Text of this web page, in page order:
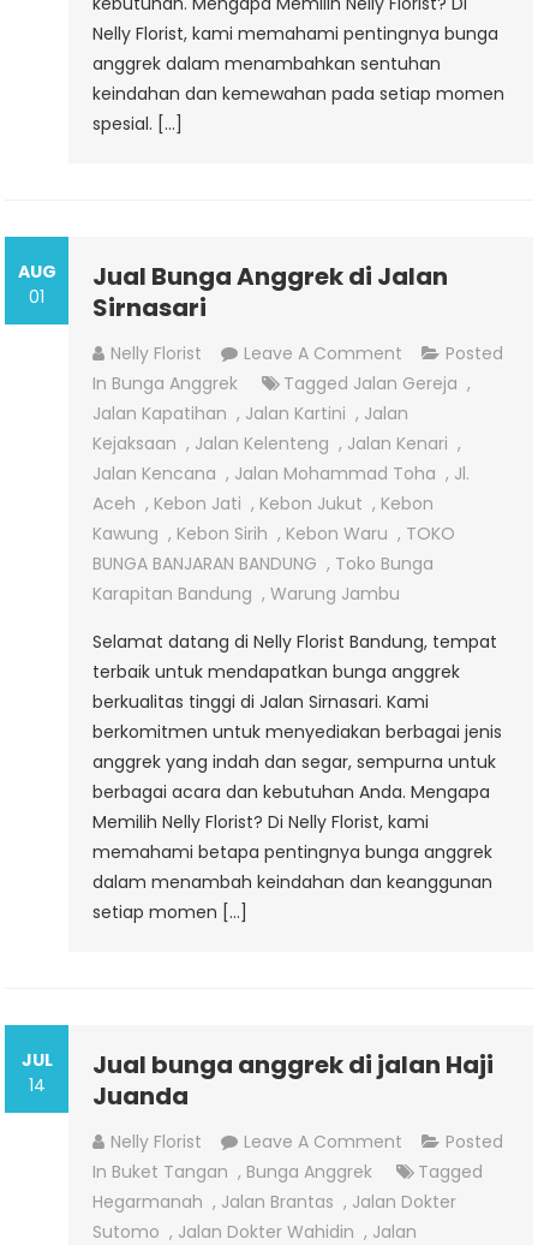
Nelly Florist, kami memahami pentingnya bunga
anggrek dalam menambahkan sentuhan
keindahan dan kemewahan pada setiap momen
spesial. […]
AUG
01
Jual Bunga Anggrek di Jalan
Sirnasari
Nelly Florist Leave A Comment On
Jual
Bunga
Anggrek
Di
Jalan
Sirnasari
Posted
In Bunga Anggrek Tagged Jalan Gereja ,
Jalan Kapatihan , Jalan Kartini , Jalan
Kejaksaan , Jalan Kelenteng , Jalan Kenari ,
Jalan Kencana , Jalan Mohammad Toha , Jl.
Aceh , Kebon Jati , Kebon Jukut , Kebon
Kawung , Kebon Sirih , Kebon Waru , TOKO
BUNGA BANJARAN BANDUNG , Toko Bunga
Karapitan Bandung ,Warung Jambu
Selamat datang di Nelly Florist Bandung, tempat
terbaik untuk mendapatkan bunga anggrek
berkualitas tinggi di Jalan Sirnasari. Kami
berkomitmen untuk menyediakan berbagai jenis
anggrek yang indah dan segar, sempurna untuk
berbagai acara dan kebutuhan Anda. Mengapa
Memilih Nelly Florist? Di Nelly Florist, kami
memahami betapa pentingnya bunga anggrek
dalam menambah keindahan dan keanggunan
setiap momen […]
JUL
14
Jual bunga anggrek di jalan Haji
Juanda
Nelly Florist Leave A Comment On
Jual
Bunga
Anggrek
Posted
In Buket Tangan , Bunga Anggrek
Tagged
Hegarmanah , Jalan Brantas , Jalan Dokter
Sutomo , Jalan Dokter Wahidin , Jalan